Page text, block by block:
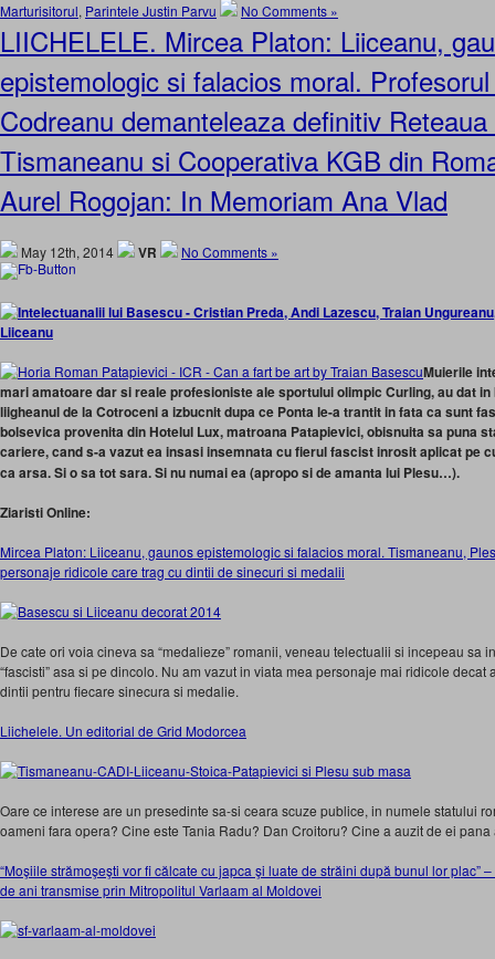
Marturisitorul, Parintele Justin Parvu No Comments »
LIICHELELE. Mircea Platon: Liiceanu,
epistemologic si falacios moral.
Codreanu demanteleaza definitiv
Tismaneanu si Cooperativa KGB din
Aurel Rogojan: In Memoriam Ana Vlad
May 12th, 2014 VR No Comments »
Muierile
mari amatoare dar si reale profesioniste ale sportului olimpic Curling, au dat
liigheanul de la Cotroceni a izbucnit dupa ce Ponta le-a trantit in fata ca sunt
bolsevica provenita din Hotelul Lux, matroana Patapievici, obisnuita sa puna
cariere, cand s-a vazut ea insasi insemnata cu fierul fascist inrosit aplicat pe
ca arsa. Si o sa tot sara. Si nu numai ea (apropo si de amanta lui Plesu…).
Ziaristi Online:
Mircea Platon: Liiceanu, gaunos epistemologic si falacios moral. Tismaneanu,
personaje ridicole care trag cu dintii de sinecuri si medalii
De cate ori voia cineva sa “medalieze” romanii, veneau telectualii si incepeau sa
“fascisti” asa si pe dincolo. Nu am vazut in viata mea personaje mai ridicole decat
dintii pentru fiecare sinecura si medalie.
Liichelele. Un editorial de Grid Modorcea
Oare ce interese are un presedinte sa-si ceara scuze publice, in numele statului
oameni fara opera? Cine este Tania Radu? Dan Croitoru? Cine a auzit de ei
“Moşiile strămoşeşti vor fi călcate cu japca şi luate de străini după bunul lor plac”
de ani transmise prin Mitropolitul Varlaam al Moldovei